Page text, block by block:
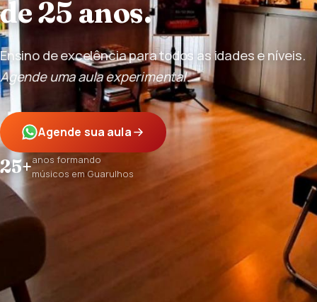
de 25 anos.
Ensino de excelência para todos as idades e níveis.
Agende uma aula experimental.
Agende sua aula
25+anos formando
músicos em Guarulhos